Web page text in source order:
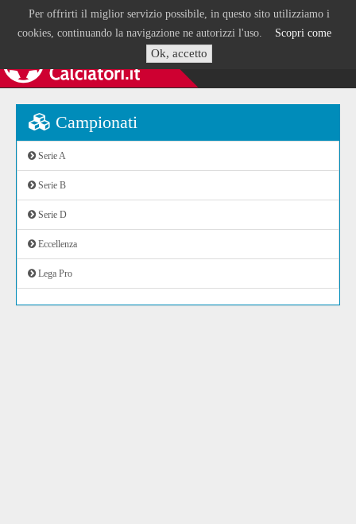
Per offrirti il miglior servizio possibile, in questo sito utilizziamo i
cookies, continuando la navigazione ne autorizzi l'uso. Scopri come
Ok, accetto
Campionati
Serie A
Serie B
Serie D
Eccellenza
Lega Pro